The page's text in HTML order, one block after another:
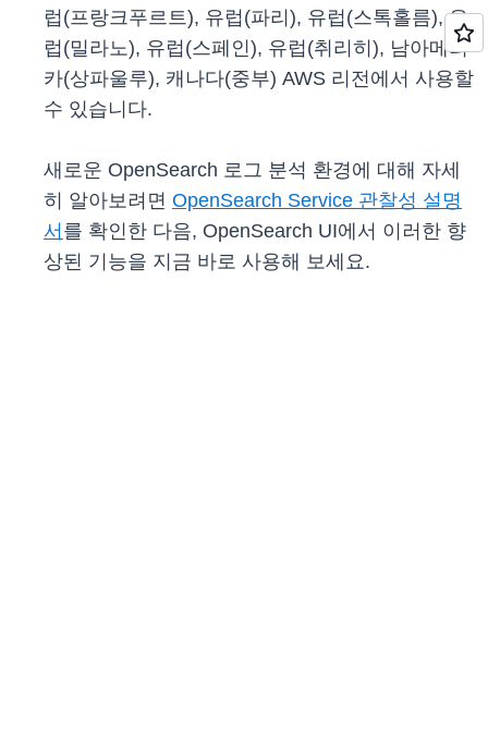
럽(프랑크푸르트), 유럽(파리), 유럽(스톡홀름), 유
럽(밀라노), 유럽(스페인), 유럽(취리히), 남아메리
카(상파울루), 캐나다(중부) AWS 리전에서 사용할
수 있습니다.
새로운 OpenSearch 로그 분석 환경에 대해 자세
히 알아보려면 OpenSearch Service 관찰성 설명
서 를 확인한 다음, OpenSearch UI에서 이러한 향
상된 기능을 지금 바로 사용해 보세요.